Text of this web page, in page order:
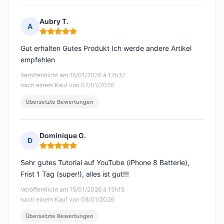
A
Aubry T.
Hinweis: 5 von 5
Veröffentlicht am 15/01/2026 à 17h37
nach einem Kauf von 07/01/2026
Gut erhalten Gutes Produkt Ich werde andere Artikel
empfehlen
Übersetzte Bewertungen
D
Dominique G.
Hinweis: 5 von 5
Veröffentlicht am 15/01/2026 à 15h15
nach einem Kauf von 08/01/2026
Sehr gutes Tutorial auf YouTube (iPhone 8 Batterie),
Frist 1 Tag (super!), alles ist gut!!!
Übersetzte Bewertungen